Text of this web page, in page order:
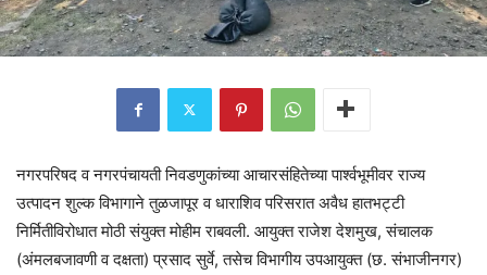
नगरपरिषद व नगरपंचायती निवडणुकांच्या आचारसंहितेच्या पार्श्वभूमीवर राज्य
उत्पादन शुल्क विभागाने तुळजापूर व धाराशिव परिसरात अवैध हातभट्टी
निर्मितीविरोधात मोठी संयुक्त मोहीम राबवली. आयुक्त राजेश देशमुख, संचालक
(अंमलबजावणी व दक्षता) प्रसाद सुर्वे, तसेच विभागीय उपआयुक्त (छ. संभाजीनगर)